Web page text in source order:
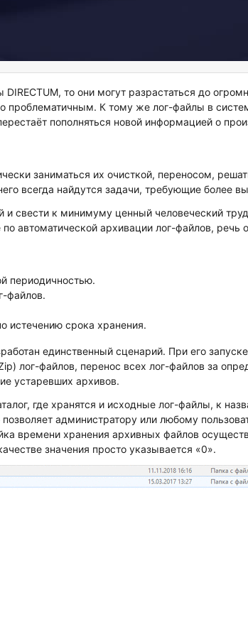
то они могут разрастаться до
проблематичным. К тому же лог-файлы в
пополняться новой информацией о
заниматься их очисткой, переносом,
всегда найдутся задачи, требующие более
и свести к минимуму ценный человеческий
автоматической архивации лог-файлов, речь
периодичностью.
файлов.
истечению срока хранения.
единственный сценарий. При его
лог-файлов, перенос всех лог-файлов за
устаревших архивов.
где хранятся и исходные лог-файлы, к
администратору или любому
времени хранения архивных файлов
значения просто указывается «0».